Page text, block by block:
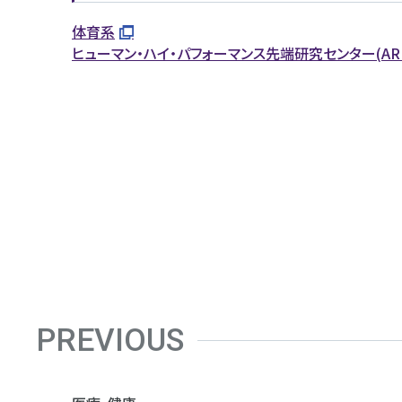
体育系
ヒューマン・ハイ・パフォーマンス先端研究センター
PREVIOUS